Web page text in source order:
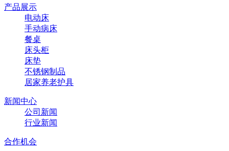
产品展示
电动床
手动病床
餐桌
床头柜
床垫
不锈钢制品
居家养老护具
新闻中心
公司新闻
行业新闻
合作机会